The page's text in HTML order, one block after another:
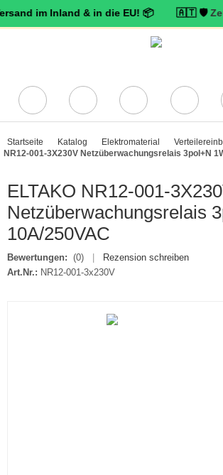
Inland & in die EU! 📦 🇦🇹 🛡️
Startseite Katalog Elektromaterial
NR12-001-3X230V Netzüberwachungsrelais 3pol+N
ELTAKO NR12-001-
Netzüberwachungsrelais
10A/250VAC
Bewertungen: (0)
Rezension schreiben
Art.Nr.: NR12-001-3x230V